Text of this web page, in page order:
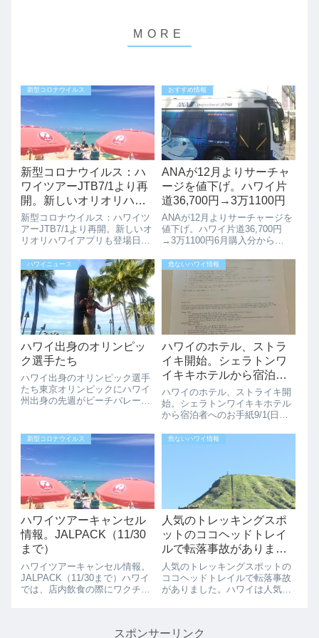
新型コロナウイルス
新型コロナウイルス：ハ
ワイツアーJTB7/1より再
開。新しいオリオリハワ
イアプリも登場
新型コロナウイルス：ハワイツ
アーJTB7/1より再開。新しいオ
リオリハワイアプリも登場日本
2020年3月からキャンセスが続
いていますが、ANAトラベラー
ズが2021年7月からのツアーの
販売を開始していましたが、今
回...
おすすめ情報
ANAが12月よりサーチャ
ージを値下げ。ハワイ片
道36,700円→3万1100円
ANAが12月よりサーチャージを
値下げ。ハワイ片道36,700円
→3万1100円6月購入分から
（燃油サーチャージ）が大幅に
引き上げられ、8月、10月より
ANA、JALも更なる値上げを発
表していました。今回は1...
ハワイニュース
ハワイ出身のオリンピッ
ク選手たち
ハワイ出身のオリンピック選手
たち東京オリンピックにハワイ
州出身の先週がビーチバレー、
アメリカ合衆国、ミクロネシア
連邦そして日本代表として出場
しています。在ホノルル日本国
危ないハワイ情報
ハワイのホテル、ストラ
イキ開始。シェラトンワ
イキキホテルから宿泊者
へのお手紙
ハワイのホテル、ストライキ開
始。シェラトンワイキキホテル
から宿泊者へのお手紙9/1(日）
イキを実施しています。シェラ
れていました。お手紙の内容は
こちらお客様...
新型コロナウイルス
ハワイツアーキャンセル
情報。JALPACK（11/30
まで）
ハワイツアーキャンセル情報。
JALPACK（11/30まで）ハワイ
では、店内飲食の際にワクチン
ルが続いています。JALPACK
危ないハワイ情報
人気のトレッキングスポ
ットのココヘッドトレイ
ルで転落事故がありまし
た。
人気のトレッキングスポットの
ココヘッドトレイルで転落事故
がありました。ハワイは人気の
9月23日（金）の6：3０PMごろ
スポンサーリンク